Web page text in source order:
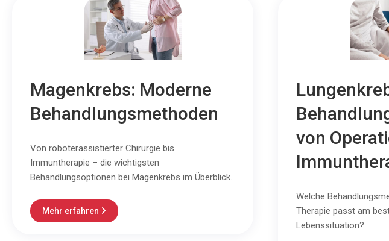
Magenkrebs: Moderne
Behandlungsmethoden
Von roboterassistierter Chirurgie bis
Immuntherapie – die wichtigsten
Behandlungsoptionen bei Magenkrebs im Überblick.
Mehr erfahren 
von
Welche
Therapie passt am
Lebenssituation?